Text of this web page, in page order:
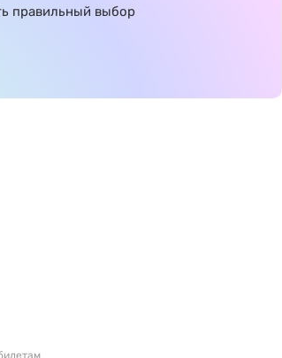
правильный выбор